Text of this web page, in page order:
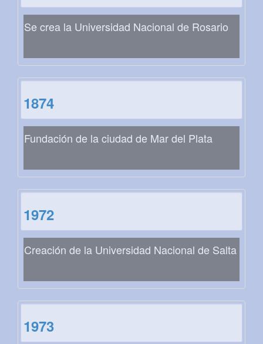
Se crea la Universidad Nacional de Rosario
1874
Fundación de la ciudad de Mar del Plata
1972
Creación de la Universidad Nacional de Salta
1973